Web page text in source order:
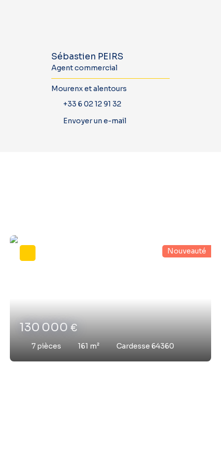
Sébastien PEIRS
Agent commercial
Mourenx et alentours
+33 6 02 12 91 32
Envoyer un e-mail
130 000€
7 pièces 161 m² Cardesse 64360
Nouveauté